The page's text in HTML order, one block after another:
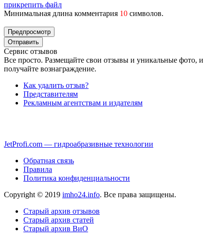
прикрепить файл
Минимальная длина комментария 10 символов.
Сервис отзывов
Все просто. Размещайте свои отзывы и уникальные фото, и
получайте вознаграждение.
Как удалить отзыв?
Представителям
Рекламным агентствам и издателям
JetProfi.com — гидроабразивные технологии
Обратная связь
Правила
Политика конфиденциальности
Copyright © 2019 imho24.info. Все права защищены.
Старый архив отзывов
Старый архив статей
Старый архив ВиО